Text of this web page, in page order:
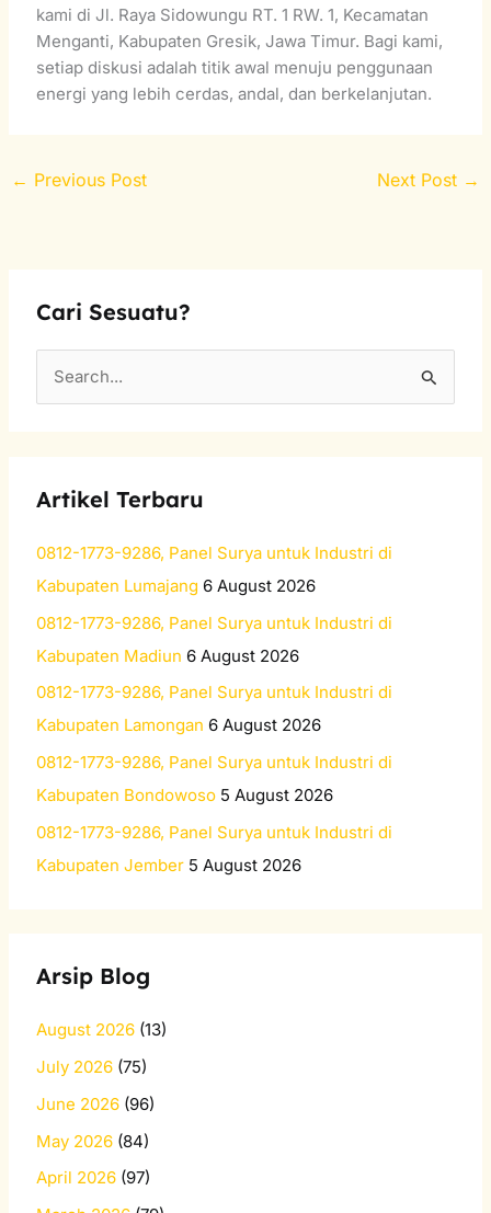
kami di Jl. Raya Sidowungu RT. 1 RW. 1, Kecamatan
Menganti, Kabupaten Gresik, Jawa Timur. Bagi kami,
setiap diskusi adalah titik awal menuju penggunaan
energi yang lebih cerdas, andal, dan berkelanjutan.
← Previous Post Next Post →
Cari Sesuatu?
c
h
f
Artikel Terbaru
0812-1773-9286, Panel Surya untuk Industri di
Kabupaten Lumajang 6 August 2026
0812-1773-9286, Panel Surya untuk Industri di
Kabupaten Madiun 6 August 2026
0812-1773-9286, Panel Surya untuk Industri di
Kabupaten Lamongan 6 August 2026
0812-1773-9286, Panel Surya untuk Industri di
Kabupaten Bondowoso 5 August 2026
0812-1773-9286, Panel Surya untuk Industri di
Kabupaten Jember 5 August 2026
Arsip Blog
August 2026 (13)
July 2026 (75)
June 2026 (96)
May 2026 (84)
April 2026 (97)